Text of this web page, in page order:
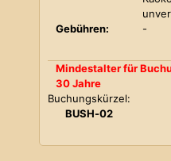
Gebühren:
-
Mindestalter für
30 Jahre
Buchungskürzel:
BUSH-02